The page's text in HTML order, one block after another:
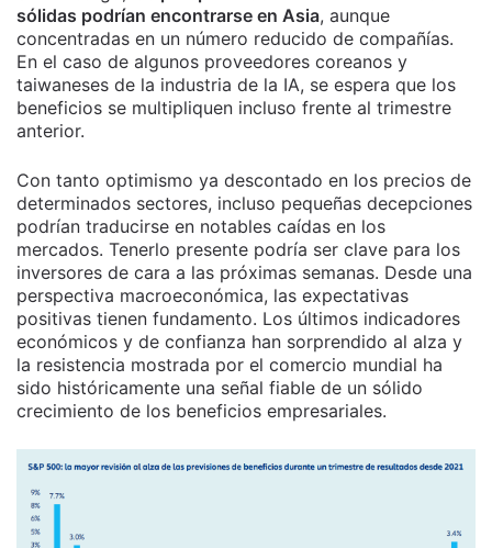
sólidas podrían encontrarse en Asia, aunque
concentradas en un número reducido de compañías.
En el caso de algunos proveedores coreanos y
taiwaneses de la industria de la IA, se espera que los
beneficios se multipliquen incluso frente al trimestre
anterior.
Con tanto optimismo ya descontado en los precios de
determinados sectores, incluso pequeñas decepciones
podrían traducirse en notables caídas en los
mercados. Tenerlo presente podría ser clave para los
inversores de cara a las próximas semanas. Desde una
perspectiva macroeconómica, las expectativas
positivas tienen fundamento. Los últimos indicadores
económicos y de confianza han sorprendido al alza y
la resistencia mostrada por el comercio mundial ha
sido históricamente una señal fiable de un sólido
crecimiento de los beneficios empresariales.